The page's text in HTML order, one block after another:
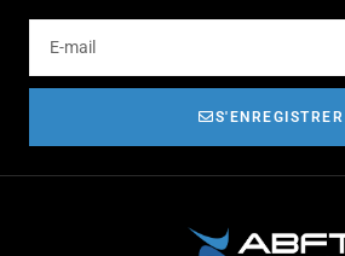
S'ENREGISTRER